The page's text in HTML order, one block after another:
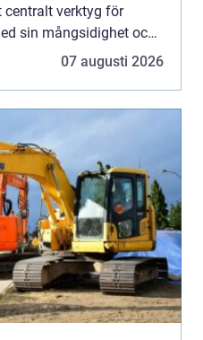
verktyg för
sin mångsidighet och
07 augusti 2026